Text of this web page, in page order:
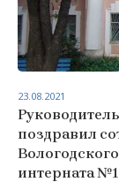
поздравил
интерната
23.08.2021